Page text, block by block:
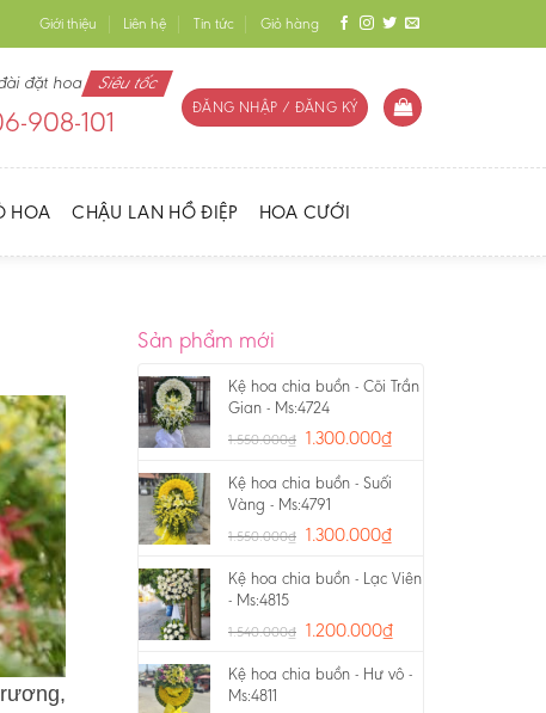
Giới thiệu Liên hệ Tin tức Giỏ hàng
đặt hoa Siêu tốc
908-101 ĐĂNG NHẬP / ĐĂNG KÝ
HOA CHẬU LAN HỒ ĐIỆP HOA CƯỚI
Sản phẩm mới
Kệ hoa chia buồn - Cõi Trần
Gian - Ms:4724
1.550.000₫ 1.300.000₫
Kệ hoa chia buồn - Suối
Vàng - Ms:4791
1.550.000₫ 1.300.000₫
Kệ hoa chia buồn - Lạc Viên
- Ms:4815
1.540.000₫ 1.200.000₫
Kệ hoa chia buồn - Hư vô -
Ms:4811